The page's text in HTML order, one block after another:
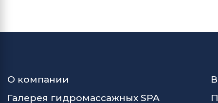
О компании
Галерея гидромассажных SPA